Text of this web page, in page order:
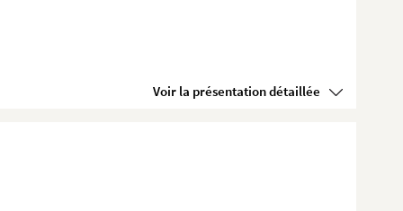
Voir la présentation détaillée